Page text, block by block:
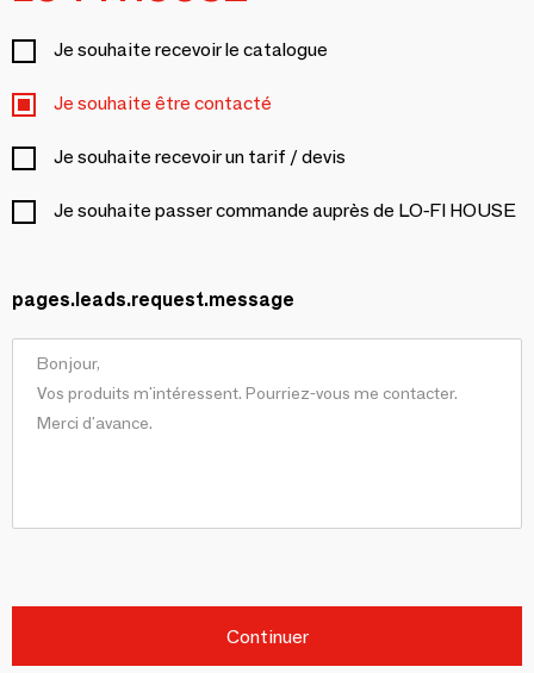
Je souhaite recevoir le catalogue
Je souhaite être contacté
Je souhaite recevoir un tarif / devis
Je souhaite passer commande auprès de LO-FI HOUSE
pages.leads.request.message
Continuer